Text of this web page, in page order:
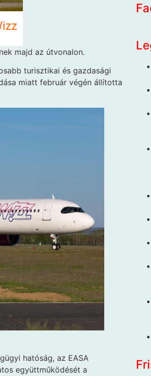
majd az útvonalon.
turisztikai és gazdasági
miatt február végén állította
hatóság, az EASA
együttműködését a